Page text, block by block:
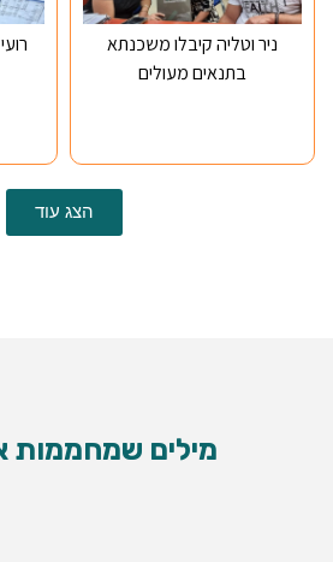
ניר וטליה קיבלו משכנתא
בתנאים מעולים
הצג עוד
מילים שמחממות